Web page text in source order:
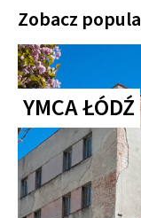
Zobacz
YMCA ŁÓDŹ